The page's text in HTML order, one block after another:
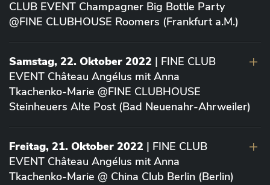
CLUB EVENT Champagner Big Bottle Party
@FINE CLUBHOUSE Roomers (Frankfurt a.M.)
Samstag, 22. Oktober 2022 | FINE CLUB
EVENT Château Angélus mit Anna
Tkachenko-Marie @FINE CLUBHOUSE
Steinheuers Alte Post (Bad Neuenahr-Ahrweiler)
Freitag, 21. Oktober 2022 | FINE CLUB
EVENT Château Angélus mit Anna
Tkachenko-Marie @ China Club Berlin (Berlin)